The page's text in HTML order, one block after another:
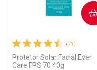
Ativar Desconto
(71)
Protetor Solar Facial Ever
Care FPS 70 40g
COMPRAR